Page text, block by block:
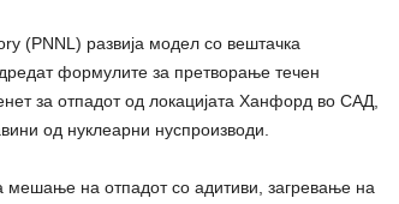
(PNNL) развија модел со вештачка
формулите за претворање течен
за отпадот од локацијата Ханфорд во САД,
од нуклеарни нуспроизводи.
мешање на отпадот со адитиви, загревање на